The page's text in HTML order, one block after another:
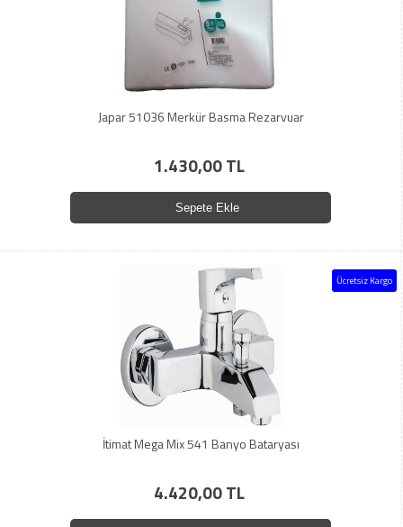
Japar 51036 Merkür Basma Rezarvuar
1.430,00 TL
Sepete Ekle
Ücretsiz Kargo
İtimat Mega Mix 541 Banyo Bataryası
4.420,00 TL